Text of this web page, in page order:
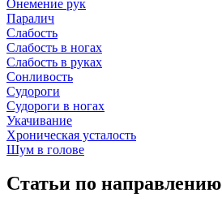
Онемение рук
Паралич
Слабость
Слабость в ногах
Слабость в руках
Сонливость
Судороги
Судороги в ногах
Укачивание
Хроническая усталость
Шум в голове
Статьи по направлению